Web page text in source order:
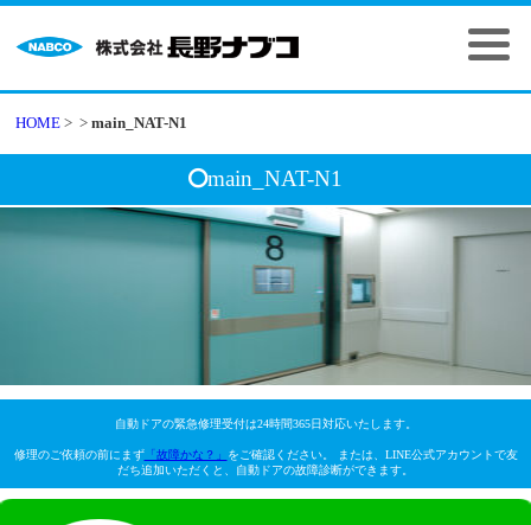
HOME > >main_NAT-N1
main_NAT-N1
自動ドアの緊急修理受付は24時間365日対応いたします。
修理のご依頼の前にまず「故障かな？」
をご確認ください。 または、LINE公式アカウントで友
だち追加いただくと、自動ドアの故障診断ができます。